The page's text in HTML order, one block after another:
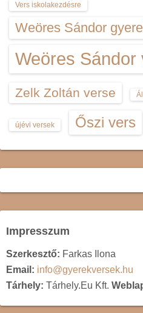
Vers iskolakezdésre
Weöres Sándor
Weöres Sándor
Zelk Zoltán verse
újévi versek Őszi vers
Impresszum
Szerkesztő: Farkas Ilona
Email: info@gyerekversek.hu
Tárhely: Tárhely.Eu Kft.